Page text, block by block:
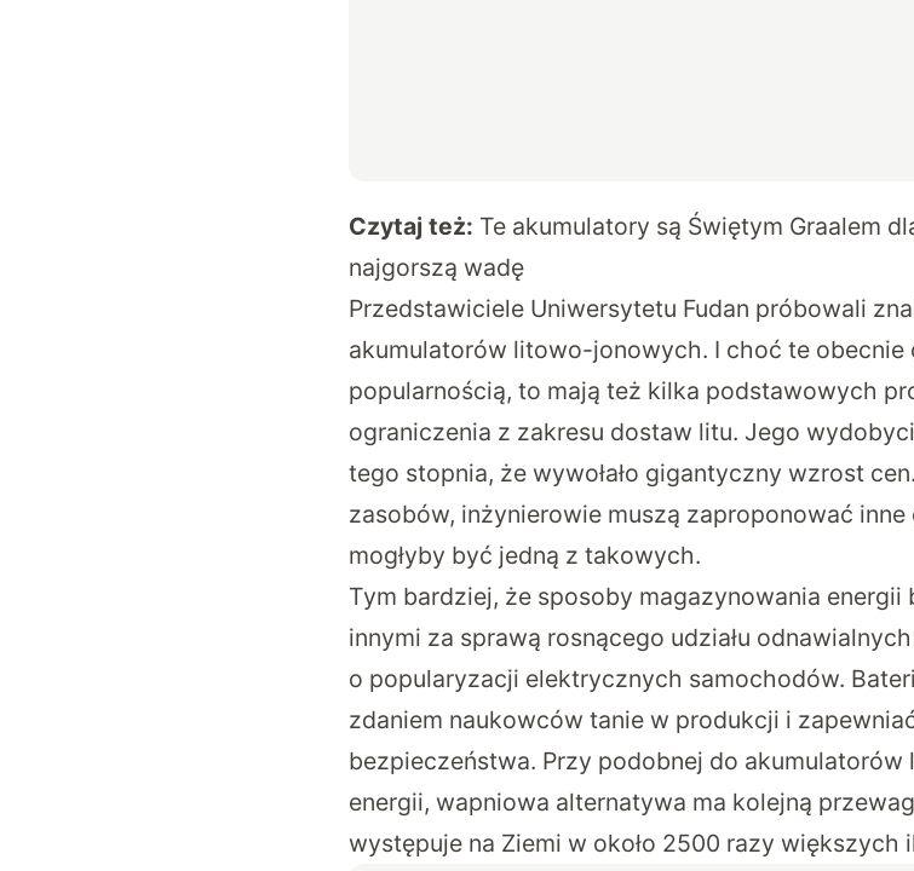
Czytaj też: Te akumulatory są Świętym Graalem
najgorszą wadę
Przedstawiciele Uniwersytetu Fudan próbowali
akumulatorów litowo-jonowych. I choć te obecnie
popularnością, to mają też kilka podstawowych
ograniczenia z zakresu dostaw litu. Jego
tego stopnia, że wywołało gigantyczny wzrost
zasobów, inżynierowie muszą zaproponować
mogłyby być jedną z takowych.
Tym bardziej, że sposoby magazynowania energii
innymi za sprawą rosnącego udziału
o popularyzacji elektrycznych samochodów.
zdaniem naukowców tanie w produkcji i
bezpieczeństwa. Przy podobnej do
energii, wapniowa alternatywa ma kolejną
występuje na Ziemi w około 2500 razy większych